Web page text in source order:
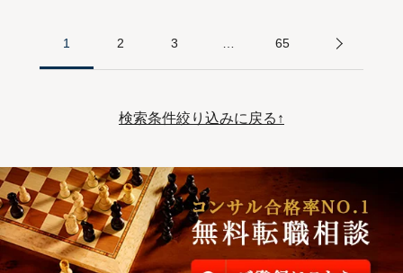
1 2 3 … 65
検索条件絞り込みに戻る↑